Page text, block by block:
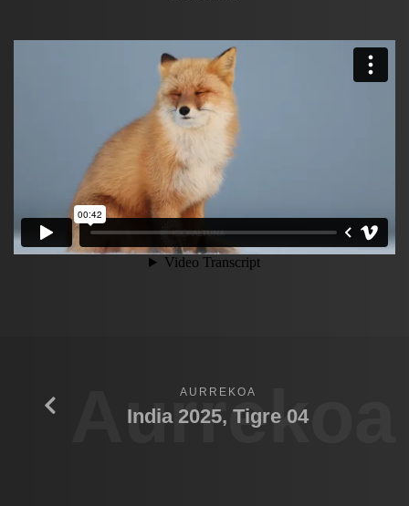
Aurrekoa
AURREKOA
India 2025, Tigre 04